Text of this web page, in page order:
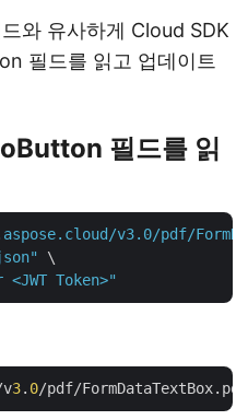
와 유사하게 Cloud SDK
필드를 읽고 업데이트
필드를 읽
v3.0/pdf/
\
Token>"
3. 0